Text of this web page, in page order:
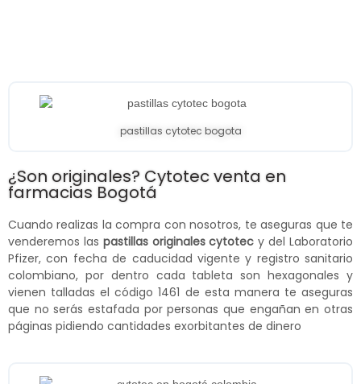
pastillas cytotec bogota
¿Son originales? Cytotec venta en
farmacias Bogotá
Cuando realizas la compra con nosotros, te aseguras que te
venderemos las pastillas originales cytotec y del Laboratorio
Pfizer, con fecha de caducidad vigente y registro sanitario
colombiano, por dentro cada tableta son hexagonales y
vienen talladas el código 1461 de esta manera te aseguras
que no serás estafada por personas que engañan en otras
páginas pidiendo cantidades exorbitantes de dinero